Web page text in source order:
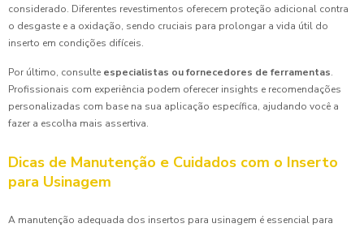
considerado. Diferentes revestimentos oferecem proteção adicional contra
o desgaste e a oxidação, sendo cruciais para prolongar a vida útil do
inserto em condições difíceis.
Por último, consulte especialistas ou fornecedores de ferramentas.
Profissionais com experiência podem oferecer insights e recomendações
personalizadas com base na sua aplicação específica, ajudando você a
fazer a escolha mais assertiva.
Dicas de Manutenção e Cuidados com o Inserto
para Usinagem
A manutenção adequada dos insertos para usinagem é essencial para